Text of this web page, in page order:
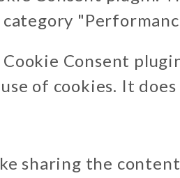
Consent
of cookies. It
sharing the